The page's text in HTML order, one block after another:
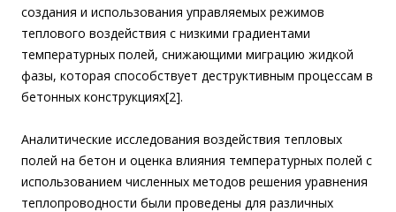
создания и использования управляемых режимов
теплового воздействия с низкими градиентами
температурных полей, снижающими миграцию жидкой
фазы, которая способствует деструктивным процессам в
бетонных конструкциях[2].
Аналитические исследования воздействия тепловых
полей на бетон и оценка влияния температурных полей с
использованием численных методов решения уравнения
теплопроводности были проведены для различных